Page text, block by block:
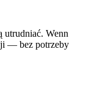
utrudniać. Wenn
— bez potrzeby